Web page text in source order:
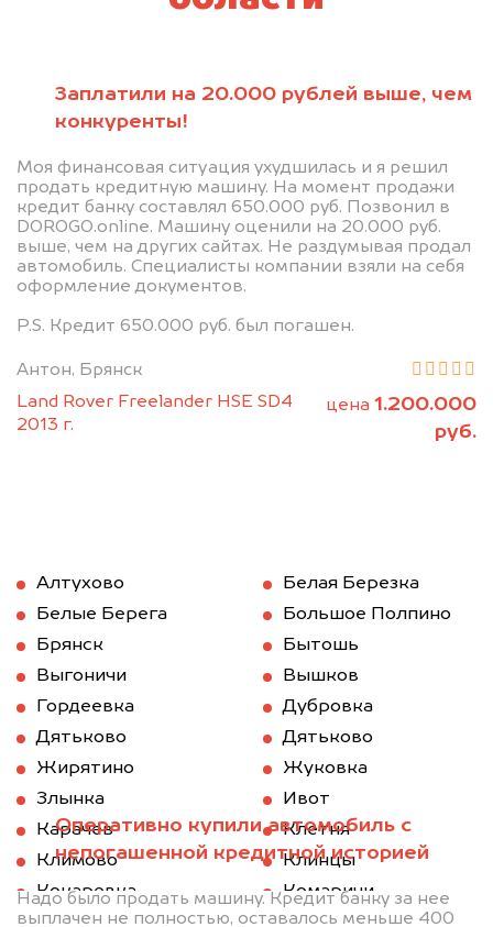
Заплатили на 20.000 рублей выше, чем
конкуренты!
Моя финансовая ситуация ухудшилась и я решил
продать кредитную машину. На момент продажи
кредит банку составлял 650.000 руб. Позвонил в
DOROGO.online. Машину оценили на 20.000 руб.
выше, чем на других сайтах. Не раздумывая продал
автомобиль. Специалисты компании взяли на себя
оформление документов.
P.S. Кредит 650.000 руб. был погашен.
Антон, Брянск
Land Rover Freelander HSE SD4
2013 г.
цена 1.200.000
руб.
Оперативно купили автомобиль с
непогашенной кредитной историей
Надо было продать машину. Кредит банку за нее
выплачен не полностью, оставалось меньше 400
Алтухово
Белая Березка
Белые Берега
Большое Полпино
Брянск
Бытошь
Выгоничи
Вышков
Гордеевка
Дубровка
Дятьково
Дятьково
Жирятино
Жуковка
Злынка
Ивот
Карачев
Клетня
Климово
Клинцы
Кокаревка
Комаричи
Красная Гора
Локоть